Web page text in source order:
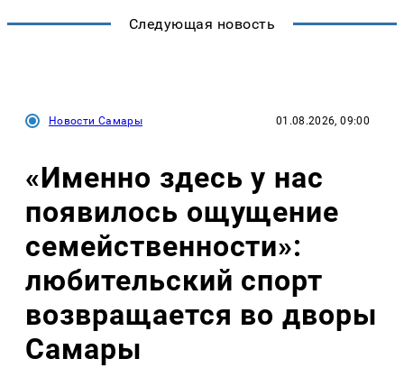
Следующая новость
Новости Самары 01.08.2026, 09:00
«Именно здесь у нас
появилось ощущение
семейственности»:
любительский спорт
возвращается во дворы
Самары